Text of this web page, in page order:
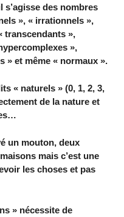
s’agisse des nombres
», « irrationnels »,
transcendants »,
»,
» et même « normaux ».
« naturels » (0, 1, 2, 3,
de la nature et
un mouton, deux
mais c’est une
les choses et pas
» nécessite de